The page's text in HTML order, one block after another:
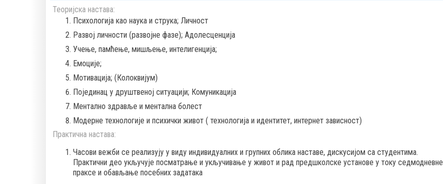
Теоријска настава:
Психологија као наука и струка; Личност
Развој личности (развојне фазе); Адолесценција
Учење, памћење, мишљење, интелигенција;
Емоције;
Мотивација; (Колоквијум)
Појединац у друштвеној ситуацији; Комуникација
Ментално здравље и ментална болест
Модерне технологије и психички живот ( технологија и идентитет, интернет зависност)
Практична настава:
Часови вежби се реализују у виду индивидуалних и групних облика наставе, дискусијом са студентима.
Практични део укључује посматрање и укључивање у живот и рад предшколске установе у току седмодневне
праксе и обављање посебних задатака